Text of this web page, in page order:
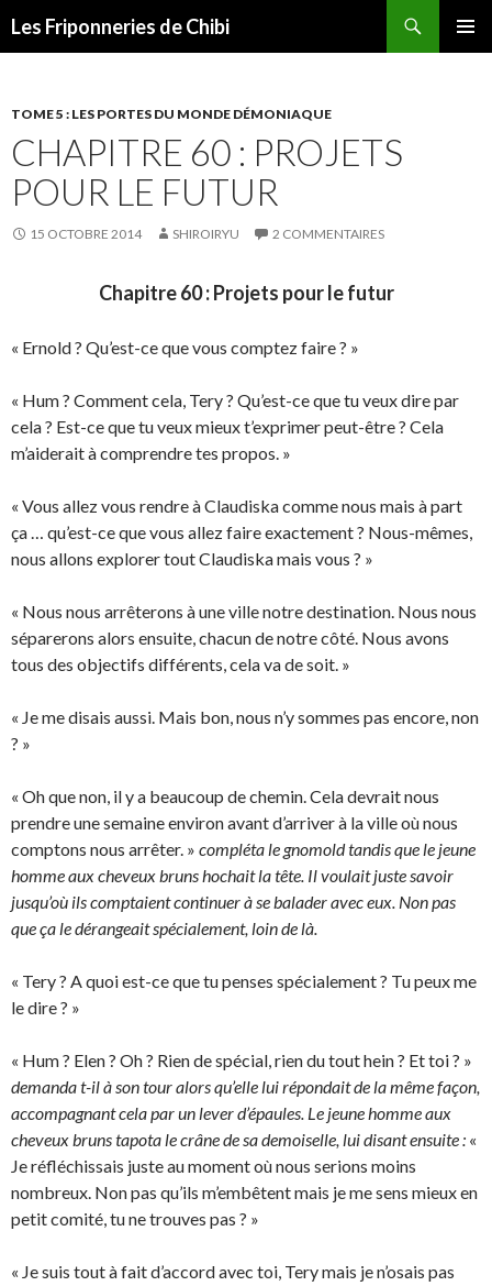
Les Friponneries de Chibi
TOME 5 : LES PORTES DU MONDE DÉMONIAQUE
CHAPITRE 60 : PROJETS
POUR LE FUTUR
15 OCTOBRE 2014 SHIROIRYU 2 COMMENTAIRES
Chapitre 60 : Projets pour le futur
« Ernold ? Qu’est-ce que vous comptez faire ? »
« Hum ? Comment cela, Tery ? Qu’est-ce que tu veux dire par
cela ? Est-ce que tu veux mieux t’exprimer peut-être ? Cela
m’aiderait à comprendre tes propos. »
« Vous allez vous rendre à Claudiska comme nous mais à part
ça … qu’est-ce que vous allez faire exactement ? Nous-mêmes,
nous allons explorer tout Claudiska mais vous ? »
« Nous nous arrêterons à une ville notre destination. Nous nous
séparerons alors ensuite, chacun de notre côté. Nous avons
tous des objectifs différents, cela va de soit. »
« Je me disais aussi. Mais bon, nous n’y sommes pas encore, non
? »
« Oh que non, il y a beaucoup de chemin. Cela devrait nous
prendre une semaine environ avant d’arriver à la ville où nous
comptons nous arrêter. » compléta le gnomold tandis que le jeune
homme aux cheveux bruns hochait la tête. Il voulait juste savoir
jusqu’où ils comptaient continuer à se balader avec eux. Non pas
que ça le dérangeait spécialement, loin de là.
« Tery ? A quoi est-ce que tu penses spécialement ? Tu peux me
le dire ? »
« Hum ? Elen ? Oh ? Rien de spécial, rien du tout hein ? Et toi ? »
demanda t-il à son tour alors qu’elle lui répondait de la même façon,
accompagnant cela par un lever d’épaules. Le jeune homme aux
cheveux bruns tapota le crâne de sa demoiselle, lui disant ensuite : «
Je réfléchissais juste au moment où nous serions moins
nombreux. Non pas qu’ils m’embêtent mais je me sens mieux en
petit comité, tu ne trouves pas ? »
« Je suis tout à fait d’accord avec toi, Tery mais je n’osais pas